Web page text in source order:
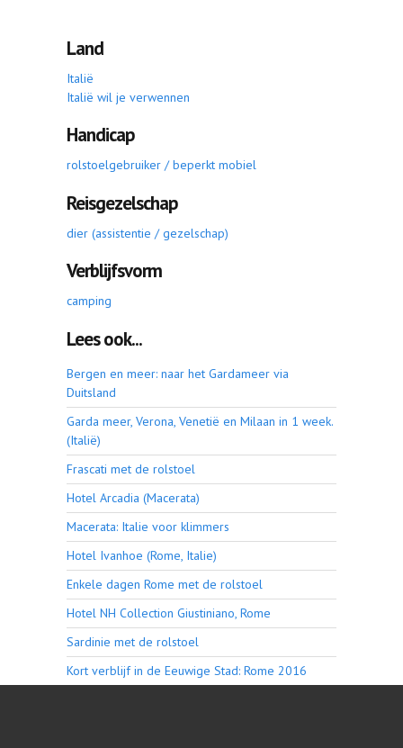
Land
Italië
Italië wil je verwennen
Handicap
rolstoelgebruiker / beperkt mobiel
Reisgezelschap
dier (assistentie / gezelschap)
Verblijfsvorm
camping
Lees ook...
Bergen en meer: naar het Gardameer via
Duitsland
Garda meer, Verona, Venetië en Milaan in 1 week.
(Italië)
Frascati met de rolstoel
Hotel Arcadia (Macerata)
Macerata: Italie voor klimmers
Hotel Ivanhoe (Rome, Italie)
Enkele dagen Rome met de rolstoel
Hotel NH Collection Giustiniano, Rome
Sardinie met de rolstoel
Kort verblijf in de Eeuwige Stad: Rome 2016